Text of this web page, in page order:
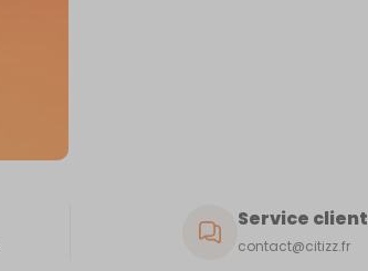
Service client
contact@citizz.fr